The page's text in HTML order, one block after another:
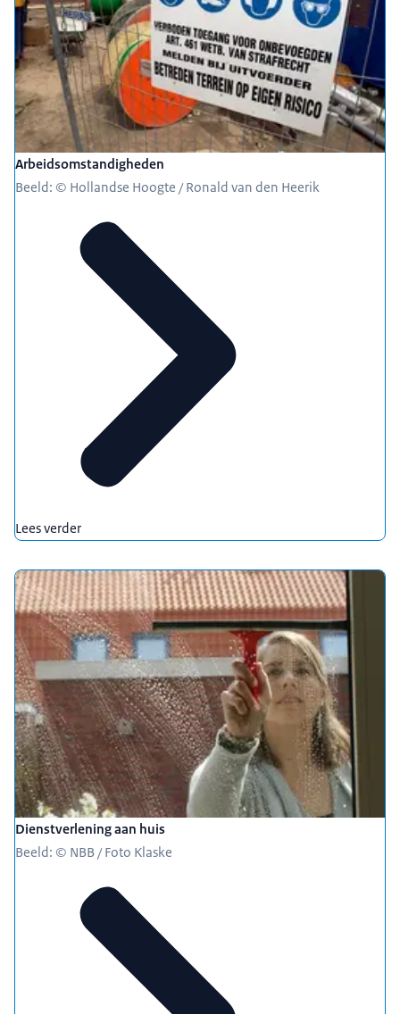
Arbeidsomstandigheden
Beeld: © Hollandse Hoogte / Ronald van den Heerik
Lees verder
Dienstverlening aan huis
Beeld: © NBB / Foto Klaske